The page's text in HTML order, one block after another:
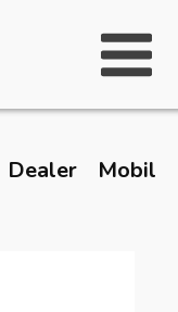
Mobil